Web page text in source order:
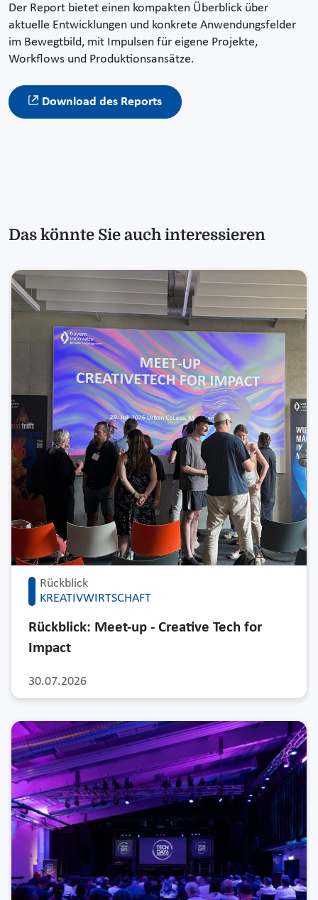
Der Report bietet einen kompakten Überblick über
aktuelle Entwicklungen und konkrete Anwendungsfelder
im Bewegtbild, mit Impulsen für eigene Projekte,
Workflows und Produktionsansätze.
Download des Reports
Das könnte Sie auch interessieren
Rückblick
KREATIVWIRTSCHAFT
30.07.2026
Rückblick: Meet-up - Creative Tech for
Impact